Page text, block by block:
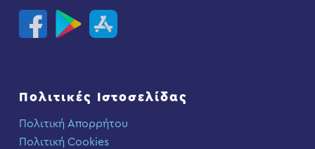
Πολιτικές Ιστοσελίδας
Πολιτική Απορρήτου
Πολιτική Cookies